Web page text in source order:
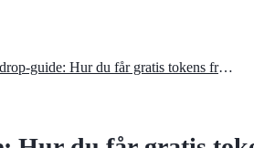
Ny Airdrop-guide: Hur du får gratis tokens från Ostium